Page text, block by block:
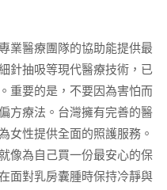
業醫療團隊的協助能提供最
針抽吸等現代醫療技術，已
重要的是，不要因為害怕而
方療法。台灣擁有完善的醫
女性提供全面的照護服務。
像為自己買一份最安心的保
面對乳房囊腫時保持冷靜與